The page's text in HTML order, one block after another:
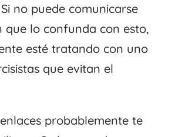
no puede comunicarse
que lo confunda con esto,
esté tratando con uno
que evitan el
probablemente te